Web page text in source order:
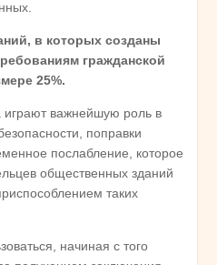
в которых созданы
гражданской
25%.
играют важнейшую роль в
поправки
послабление, которое
общественных зданий
таких
начиная с того